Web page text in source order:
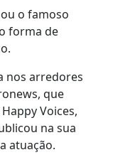
o famoso
forma de
nos arredores
que
Voices,
na sua
atuação.